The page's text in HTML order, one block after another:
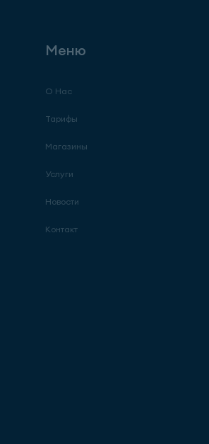
Меню
О Нас
Тарифы
Магазины
Услуги
Новости
Контакт